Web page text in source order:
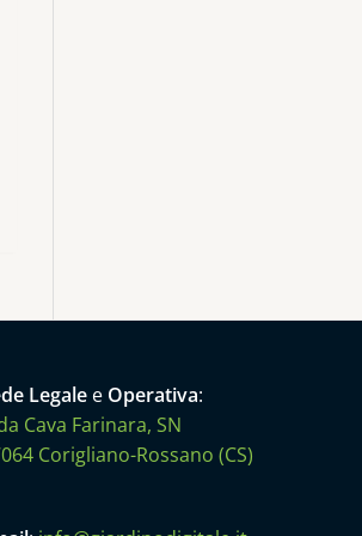
Legalee Operativa:
Cava Farinara, SN
Corigliano-Rossano (CS)